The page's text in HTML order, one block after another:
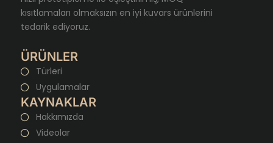
kısıtlamaları olmaksızın en iyi kuvars ürünlerini
tedarik ediyoruz.
ÜRÜNLER
Türleri
Uygulamalar
KAYNAKLAR
Hakkımızda
Videolar